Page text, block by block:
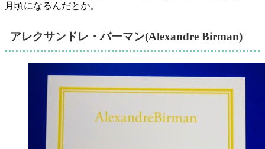
月頃になるんだとか。
アレクサンドレ・バーマン(Alexandre Birman)